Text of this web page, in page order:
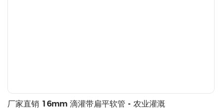
厂家直销 16mm 滴灌带扁平软管 - 农业灌溉